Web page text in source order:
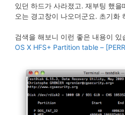
있던 하드가 사라졌고. 재부팅 했
오는 경고창이 나오더군요. 초기화
검색을 해보니 이런 좋은 내용이 있
OS X HFS+ Partition table –